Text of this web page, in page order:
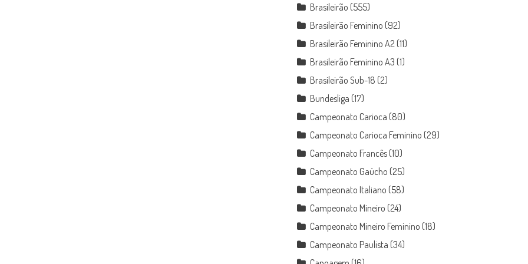
Brasileirão (555)
Brasileirão Feminino (92)
Brasileirão Feminino A2 (11)
Brasileirão Feminino A3 (1)
Brasileirão Sub-18 (2)
Bundesliga (17)
Campeonato Carioca (80)
Campeonato Carioca Feminino (29)
Campeonato Francês (10)
Campeonato Gaúcho (25)
Campeonato Italiano (58)
Campeonato Mineiro (24)
Campeonato Mineiro Feminino (18)
Campeonato Paulista (34)